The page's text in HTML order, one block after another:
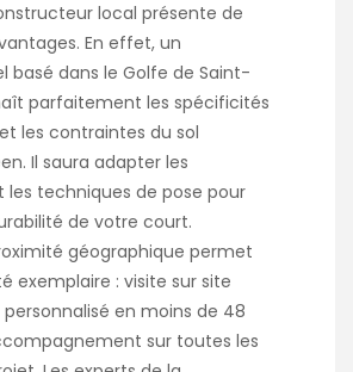
local présente de
En effet, un
basé dans le Golfe de Saint-
parfaitement les spécificités
les contraintes du sol
Il saura adapter les
les techniques de pose pour
de votre court.
géographique permet
exemplaire : visite sur site
personnalisé en moins de 48
sur toutes les